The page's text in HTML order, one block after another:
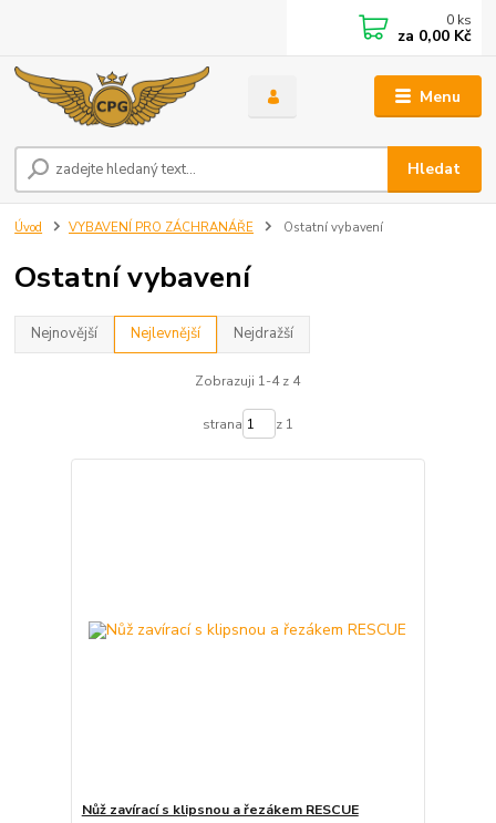
Menu
Hledat
0 ks
za 0,00 Kč
Úvod VYBAVENÍ PRO ZÁCHRANÁŘE Ostatní vybavení
Ostatní vybavení
Nejnovější Nejlevnější Nejdražší
Zobrazuji 1-4 z 4
strana z 1
Nůž zavírací s klipsnou a řezákem RESCUE